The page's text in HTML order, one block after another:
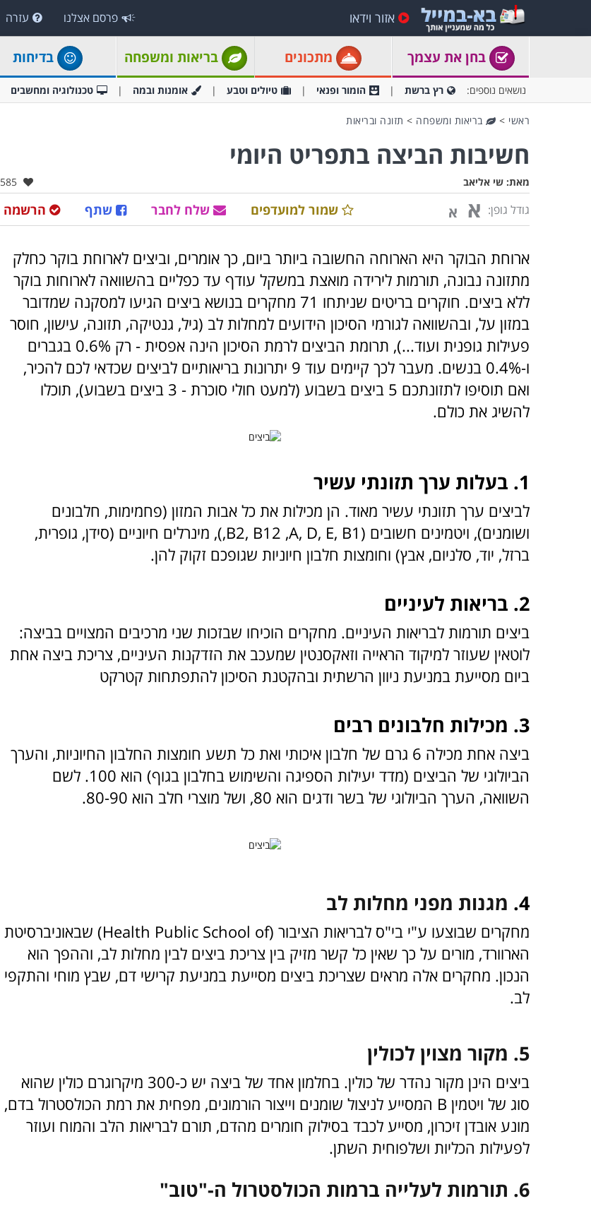
אזור וידאו פרסם אצלנו עזרה
בחן את עצמך מתכונים בריאות ומשפחה בדיחות
נושאים נוספים: רץ ברשת הומור ופנאי טיולים וטבע אומנות ובמה טכנולוגיה ומחשבים
ראשי > בריאות ומשפחה > תזונה ובריאות
חשיבות הביצה בתפריט היומי
מאת: שי אליאב אהבו:
585
גודל גופן: א א הרשמה שתף שלח לחבר שמור למועדפים
ארוחת הבוקר היא הארוחה החשובה ביותר ביום, כך אומרים, וביצים לארוחת בוקר כחלק
מתזונה נבונה, תורמות לירידה מואצת במשקל עודף עד כפליים בהשוואה לארוחות בוקר
ללא ביצים. חוקרים בריטים שניתחו 71 מחקרים בנושא ביצים הגיעו למסקנה שמדובר
במזון על, ובהשוואה לגורמי הסיכון הידועים למחלות לב (גיל, גנטיקה, תזונה, עישון, חוסר
פעילות גופנית ועוד...), תרומת הביצים לרמת הסיכון הינה אפסית - רק 0.6% בגברים
ו-0.4% בנשים. מעבר לכך קיימים עוד 9 יתרונות בריאותיים לביצים שכדאי לכם להכיר,
ואם תוסיפו לתזונתכם 5 ביצים בשבוע (למעט חולי סוכרת - 3 ביצים בשבוע), תוכלו
להשיג את כולם.
1. בעלות ערך תזונתי עשיר
לביצים ערך תזונתי עשיר מאוד. הן מכילות את כל אבות המזון (פחמימות, חלבונים
ושומנים), ויטמינים חשובים (A, D, E, B1
, B2
, B12
,), מינרלים חיוניים (סידן, גופרית,
ברזל, יוד, סלניום, אבץ) וחומצות חלבון חיוניות שגופכם זקוק להן.
2. בריאות לעיניים
ביצים תורמות לבריאות העיניים. מחקרים הוכיחו שבזכות שני מרכיבים המצויים בביצה:
לוטאין שעוזר למיקוד הראייה וזאקסנטין שמעכב את הזדקנות העיניים, צריכת ביצה אחת
ביום מסייעת במניעת ניוון הרשתית ובהקטנת הסיכון להתפתחות קטרקט
3. מכילות חלבונים רבים
ביצה אחת מכילה 6 גרם של חלבון איכותי ואת כל תשע חומצות החלבון החיוניות, והערך
הביולוגי של הביצים (מדד יעילות הספיגה והשימוש בחלבון בגוף) הוא 100. לשם
השוואה, הערך הביולוגי של בשר ודגים הוא 80, ושל מוצרי חלב הוא 80-90.
4. מגנות מפני מחלות לב
מחקרים שבוצעו ע"י בי"ס לבריאות הציבור (School of
Public
Health) שבאוניברסיטת
הארוורד, מורים על כך שאין כל קשר מזיק בין צריכת ביצים לבין מחלות לב, וההפך הוא
הנכון. מחקרים אלה מראים שצריכת ביצים מסייעת במניעת קרישי דם, שבץ מוחי והתקפי
לב.
5. מקור מצוין לכולין
ביצים הינן מקור נהדר של כולין. בחלמון אחד של ביצה יש כ-300 מיקרוגרם כולין שהוא
סוג של ויטמין B המסייע לניצול שומנים וייצור הורמונים, מפחית את רמת הכולסטרול בדם,
מונע אובדן זיכרון, מסייע לכבד בסילוק חומרים מהדם, תורם לבריאות הלב והמוח ועוזר
לפעילות הכליות ושלפוחית השתן.
6. תורמות לעלייה ברמות הכולסטרול ה-"טוב"